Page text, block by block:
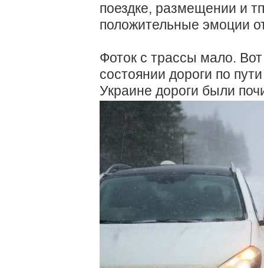
поездке, размещении и
положительные эмоции
Фоток с трассы мало.
состоянии дороги по
Украине дороги были